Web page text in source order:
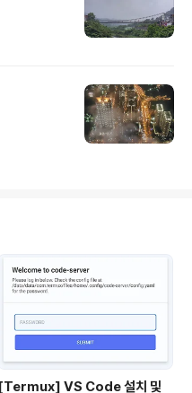
[Termux] VS Code 설치 및